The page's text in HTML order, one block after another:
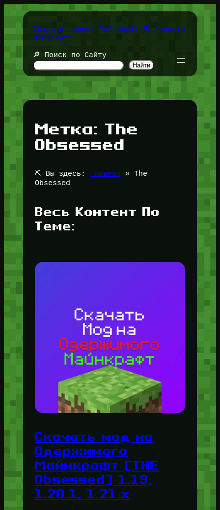
содержимомуСоздать сервер Майнкрафт ⛏️ Новости
Minecraft
🔎 Поиск по Сайту
Найти
Метка: The
Obsessed
⛏️ Вы здесь: Главная » The
Obsessed
Весь Контент По
Теме:
Скачать мод на
Одержимого
Майнкрафт [THE
Obsessed] 1.19,
1.20.1, 1.21.x